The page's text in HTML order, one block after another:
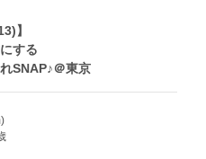
】
する
SNAP♪＠東京